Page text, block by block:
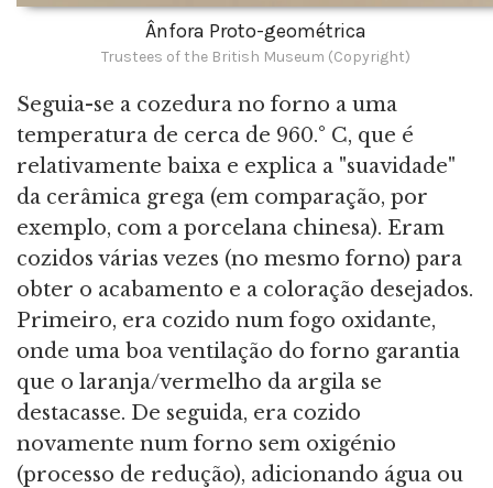
Ânfora Proto-geométrica
Trustees of the British Museum (Copyright)
Seguia-se a cozedura no forno a uma
temperatura de cerca de 960.° C, que é
relativamente baixa e explica a "suavidade"
da cerâmica grega (em comparação, por
exemplo, com a porcelana chinesa). Eram
cozidos várias vezes (no mesmo forno) para
obter o acabamento e a coloração desejados.
Primeiro, era cozido num fogo oxidante,
onde uma boa ventilação do forno garantia
que o laranja/vermelho da argila se
destacasse. De seguida, era cozido
novamente num forno sem oxigénio
(processo de redução), adicionando água ou